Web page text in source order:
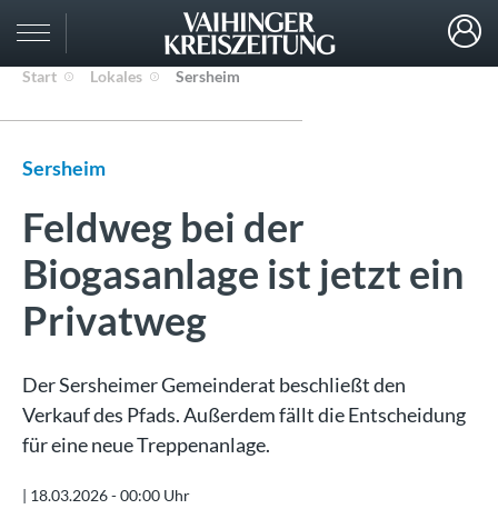
Start Lokales Sersheim
Sersheim
Feldweg bei der
Biogasanlage ist jetzt ein
Privatweg
Der Sersheimer Gemeinderat beschließt den
Verkauf des Pfads. Außerdem fällt die Entscheidung
für eine neue Treppenanlage.
| 18.03.2026 - 00:00 Uhr